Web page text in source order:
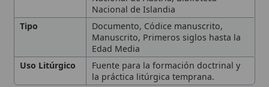
1. Definición y Contexto
Histórico
2. Características de los
Manuscritos Patrísticos
🙏 Bienvenido a Wikitólica
Esta enciclopedia es un recurso privado de referencia sin
imprimatur. No sustituye al Catecismo, a la Sagrada
Escritura ni a los documentos oficiales de la Iglesia y está
destinada únicamente a la estudio personal. El borrador de
los artículos se compone conMagisterium. Queda